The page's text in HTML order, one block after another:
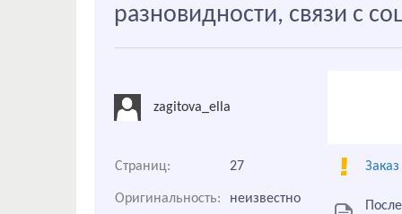
разновидности, связи с
zagitova_ella
Страниц: 27
Оригинальность: неизвестно